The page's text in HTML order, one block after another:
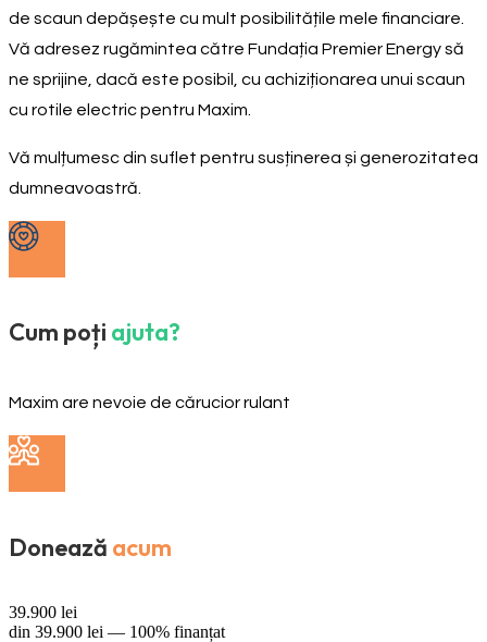
de scaun depășește cu mult posibilitățile mele financiare.
Vă adresez rugămintea către Fundația Premier Energy să
ne sprijine, dacă este posibil, cu achiziționarea unui scaun
cu rotile electric pentru Maxim.
Vă mulțumesc din suflet pentru susținerea și generozitatea
dumneavoastră.
Cum poți ajuta?
Maxim are nevoie de cărucior rulant
Donează acum
39.900 lei
din 39.900 lei — 100% finanțat